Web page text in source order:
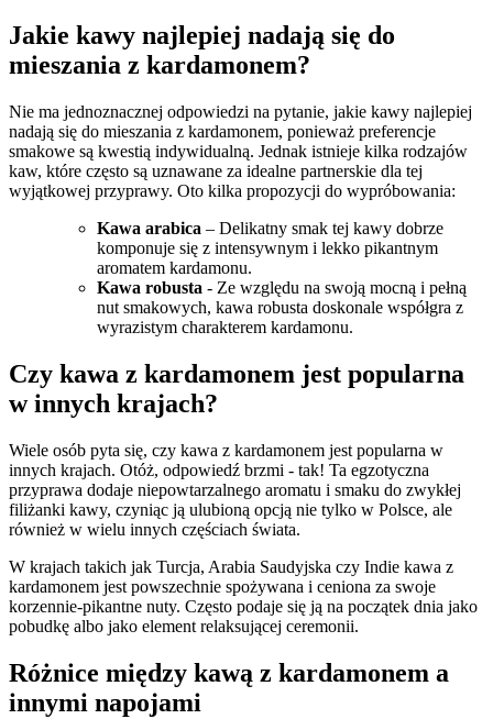
Jakie kawy najlepiej nadają ‍się do
mieszania z ⁤kardamonem?
Nie ma ⁢jednoznacznej odpowiedzi na pytanie,‌ jakie ⁣kawy najlepiej
nadają się do mieszania z ⁤kardamonem, ponieważ preferencje
smakowe są kwestią‍ indywidualną. Jednak istnieje kilka rodzajów
‍kaw, które często ‍są uznawane za idealne partnerskie dla ⁢tej
wyjątkowej⁤ przyprawy. Oto kilka propozycji⁤ do wypróbowania:
Kawa ‌arabica – Delikatny smak ⁣tej ‌kawy dobrze
komponuje się z intensywnym i‍ lekko pikantnym
aromatem‍ kardamonu.
Kawa⁤ robusta ⁤- Ze względu na swoją mocną i pełną
nut ‌smakowych, kawa⁣ robusta‍ doskonale⁣ współgra z
wyrazistym charakterem kardamonu.
Czy‍ kawa z‌ kardamonem jest popularna
w‍ innych krajach?
Wiele osób pyta się, czy kawa z kardamonem jest popularna w
innych ​krajach.⁤ Otóż, odpowiedź brzmi -‌ tak!⁢ Ta egzotyczna
przyprawa dodaje niepowtarzalnego aromatu i smaku​ do zwykłej
filiżanki kawy,⁤ czyniąc ją ​ulubioną opcją nie‌ tylko⁤ w⁣ Polsce, ⁢ale
również‌ w wielu⁢ innych częściach świata.
W krajach takich jak ​Turcja, Arabia Saudyjska⁤ czy‍ Indie kawa‍ z
kardamonem⁤ jest powszechnie spożywana ​i⁤ ceniona za​ swoje‍
korzennie-pikantne ⁤nuty. ⁤Często⁢ podaje się ​ją​ na początek dnia jako⁤
pobudkę⁤ albo jako element relaksującej ceremonii.
Różnice między⁣ kawą z kardamonem a
innymi napojami